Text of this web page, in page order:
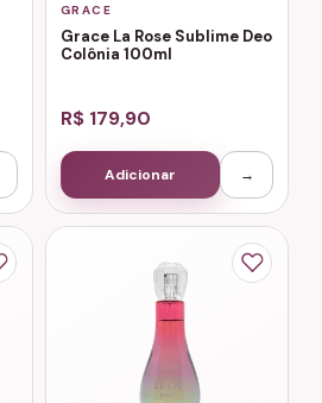
GRACE
Grace La Rose Sublime Deo
Colônia 100ml
R$ 179,90
Adicionar →